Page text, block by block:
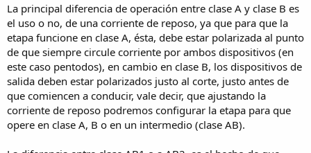
La principal diferencia de operación entre clase A y clase B es
el uso o no, de una corriente de reposo, ya que para que la
etapa funcione en clase A, ésta, debe estar polarizada al punto
de que siempre circule corriente por ambos dispositivos (en
este caso pentodos), en cambio en clase B, los dispositivos de
salida deben estar polarizados justo al corte, justo antes de
que comiencen a conducir, vale decir, que ajustando la
corriente de reposo podremos configurar la etapa para que
opere en clase A, B o en un intermedio (clase AB).